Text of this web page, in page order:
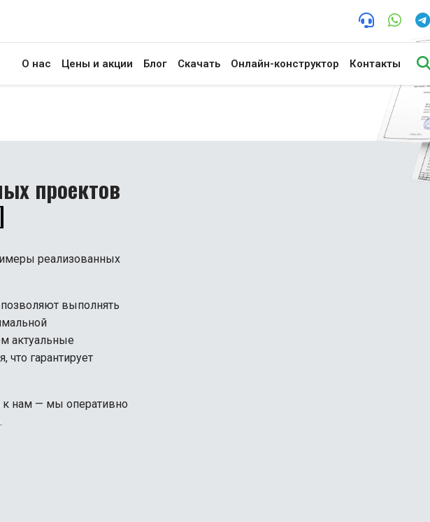
О нас Цены и акции Блог Скачать Онлайн-конструктор Контакты
проектов
реализованных
выполнять
актуальные
что гарантирует
нам — мы оперативно